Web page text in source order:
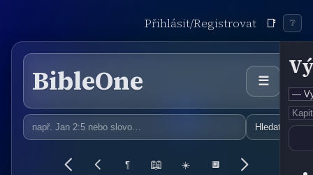
Přihlásit/Registrovat 📑 ❔
BibleOne ☰
Hledat
¶ 📖 ☀️ 🔲